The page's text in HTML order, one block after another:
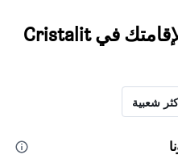
اعثر على نتائج أفضل لإقامتك في Cristalit
شعبية